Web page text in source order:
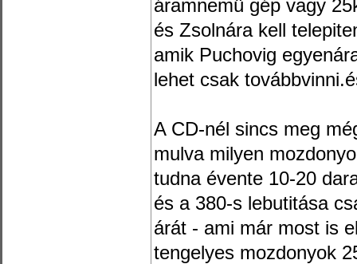
áramnemü gép vagy
és Zsolnára kell
amik Puchovig
lehet csak
A CD-nél sincs meg
mulva milyen
tudna évente 10-20
és a 380-s lebutitása
árát - ami már most is
tengelyes mozdonyok